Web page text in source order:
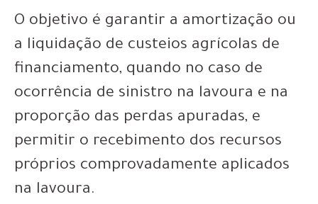
O objetivo é garantir a amortização ou
a liquidação de custeios agrícolas de
financiamento, quando no caso de
ocorrência de sinistro na lavoura e na
proporção das perdas apuradas, e
permitir o recebimento dos recursos
próprios comprovadamente aplicados
na lavoura.